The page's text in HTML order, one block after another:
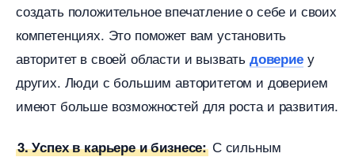
создать положительное впечатление о себе и своих
компетенциях. Это поможет вам установить
авторитет в своей области и вызвать довериеу
других. Люди с большим авторитетом и доверием
имеют больше возможностей для роста и развития.
3. Успех в карьере и бизнесе: С сильным